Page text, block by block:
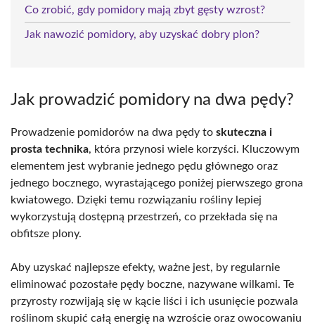
Co zrobić, gdy pomidory mają zbyt gęsty wzrost?
Jak nawozić pomidory, aby uzyskać dobry plon?
Jak prowadzić pomidory na dwa pędy?
Prowadzenie pomidorów na dwa pędy to skuteczna i
prosta technika, która przynosi wiele korzyści. Kluczowym
elementem jest wybranie jednego pędu głównego oraz
jednego bocznego, wyrastającego poniżej pierwszego grona
kwiatowego. Dzięki temu rozwiązaniu rośliny lepiej
wykorzystują dostępną przestrzeń, co przekłada się na
obfitsze plony.
Aby uzyskać najlepsze efekty, ważne jest, by regularnie
eliminować pozostałe pędy boczne, nazywane wilkami. Te
przyrosty rozwijają się w kącie liści i ich usunięcie pozwala
roślinom skupić całą energię na wzroście oraz owocowaniu